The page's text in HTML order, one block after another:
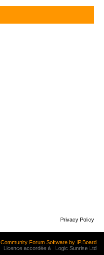
Privacy Policy
Community Forum Software by IP.Board
Licence accordée à : Logic Sunrise Ltd